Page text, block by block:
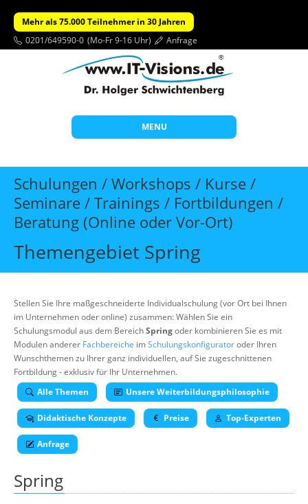
Mehr als 75.000 Teilnehmer in 30 Jahren
0201/649590-0 (Mo-Fr 9-16 Uhr) Anfrage
MENU
Start
Themen
Beratung
Individuelle Schulungen
Über uns
Suche
Schulungen / Workshops / Kurse /
Seminare / Trainings / Fortbildungen /
Beratung (Online oder Vor-Ort)
Themengebiet Spring
Stellen Sie Ihre maßgeschneiderte Individualschulung (vor Ort bei Ihnen
im Unternehmen oder online) zusammen: Wählen Sie ein
Schulungsmodul aus dem BereichSpringoder kombinieren Sie es mit
Modulen anderer Fachbereiche imSchulungskonfiguratoroder Ihren
Wunschthemen zu Ihrer ganz individuellen, auf Sie zugeschnittenen
Fortbildung - exklusiv für Ihr Unternehmen.
Alle Themen
Unsere Weiterbildungsphilosophie
Didaktische Konzepte Preise Top-Experten
Anfrage
Spring